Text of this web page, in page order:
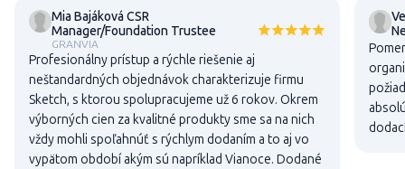
Mia Bajáková CSR
Manager/Foundation Trustee
GRANVIA
Profesionálny prístup a rýchle riešenie aj
neštandardných objednávok charakterizuje firmu
Sketch, s ktorou spolupracujeme už 6 rokov. Okrem
výborných cien za kvalitné produkty sme sa na nich
vždy mohli spoľahnúť s rýchlym dodaním a to aj vo
vypätom období akým sú napríklad Vianoce. Dodané